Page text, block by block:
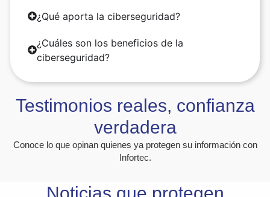
¿Qué aporta la ciberseguridad?
¿Cuáles son los beneficios de la
ciberseguridad?
Testimonios reales, confianza
verdadera
Conoce lo que opinan quienes ya protegen su información con
Infortec.